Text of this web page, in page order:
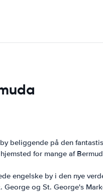
beliggende på den
for mange af
engelske by i den nye
George og St. George's